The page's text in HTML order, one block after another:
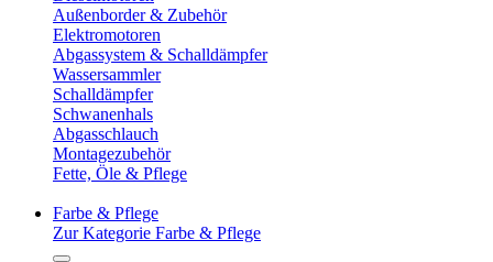
Außenborder & Zubehör
Elektromotoren
Abgassystem & Schalldämpfer
Wassersammler
Schalldämpfer
Schwanenhals
Abgasschlauch
Montagezubehör
Fette, Öle & Pflege
Farbe & Pflege
Zur Kategorie Farbe & Pflege